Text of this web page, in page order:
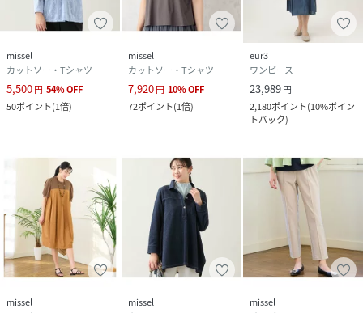
missel
カットソー・Tシャツ
5,500円 54%OFF
50ポイント(1倍)
missel
カットソー・Tシャツ
7,920円 10%OFF
72ポイント(1倍)
eur3
ワンピース
23,989円
2,180ポイント(10%ポイン
トバック)
missel
missel
missel